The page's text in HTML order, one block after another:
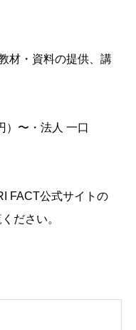
材・資料の提供、講
）〜・法人 一口
FACT公式サイトの
ださい。